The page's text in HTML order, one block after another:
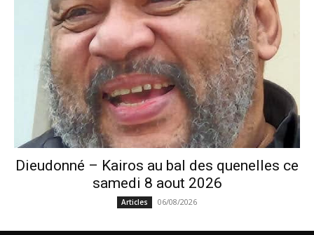
Dieudonné – Kairos au bal des quenelles ce
samedi 8 aout 2026
Articles 06/08/2026